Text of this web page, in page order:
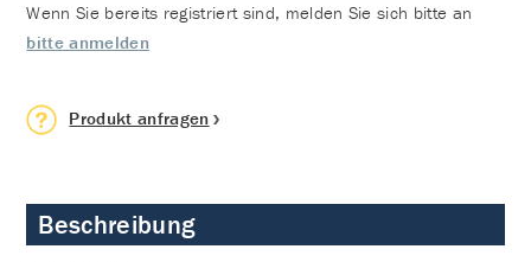
Wenn Sie bereits registriert sind, melden Sie sich bitte an
bitte anmelden
Produkt anfragen
Beschreibung